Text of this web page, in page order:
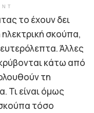
το έχουν δει
σκούπα,
Άλλες
κάτω από
τη
Τι είναι όμως
τόσο